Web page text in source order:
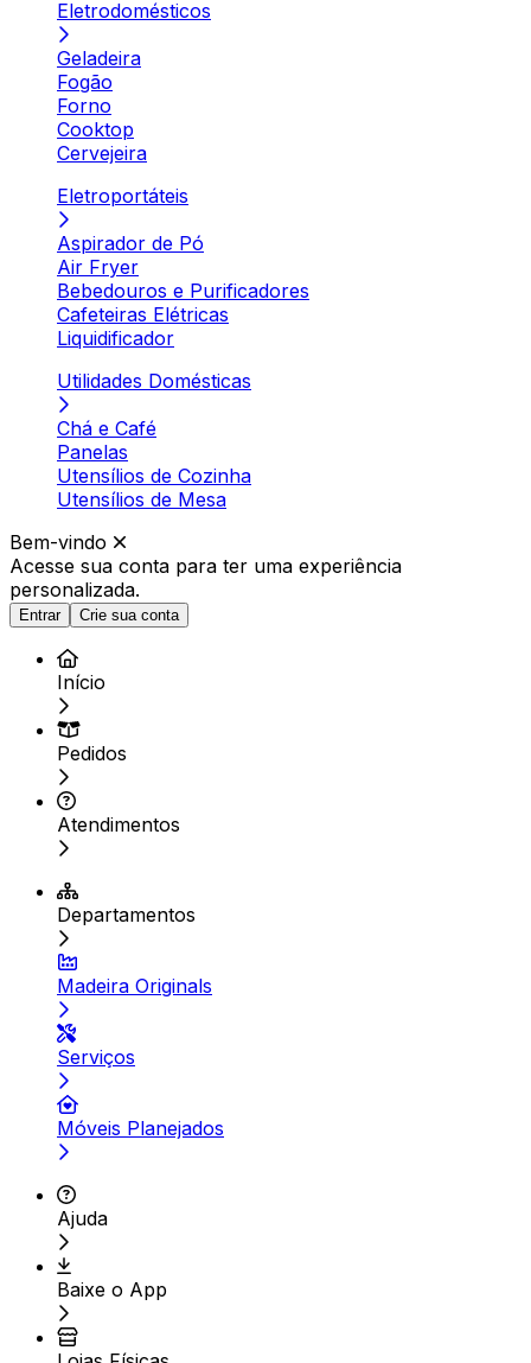
Eletrodomésticos
Geladeira
Fogão
Forno
Cooktop
Cervejeira
Eletroportáteis
Aspirador de Pó
Air Fryer
Bebedouros e Purificadores
Cafeteiras Elétricas
Liquidificador
Utilidades Domésticas
Chá e Café
Panelas
Utensílios de Cozinha
Utensílios de Mesa
Bem-vindo
Acesse sua conta para ter uma experiência
personalizada.
Entrar Crie sua conta
Início
Pedidos
Atendimentos
Departamentos
Madeira Originals
Serviços
Móveis Planejados
Ajuda
Baixe o App